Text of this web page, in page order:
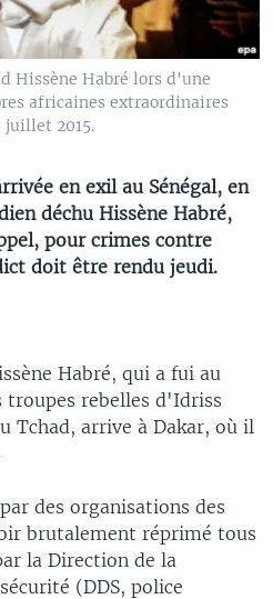
Hissène Habré lors d'une
africaines extraordinaires
juillet 2015.
en exil au Sénégal, en
déchu Hissène Habré,
pour crimes contre
doit être rendu jeudi.
Habré, qui a fui au
troupes rebelles d'Idriss
Tchad, arrive à Dakar, où il
des organisations des
brutalement réprimé tous
la Direction de la
(DDS, police